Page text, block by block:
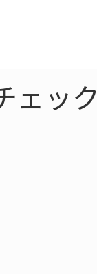
ェック